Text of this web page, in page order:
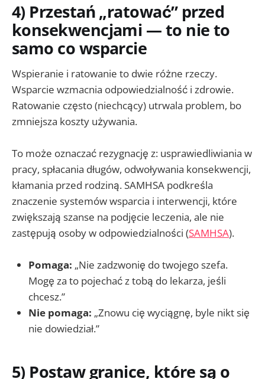
4) Przestań „ratować” przed
konsekwencjami — to nie to
samo co wsparcie
Wspieranie i ratowanie to dwie różne rzeczy.
Wsparcie wzmacnia odpowiedzialność i zdrowie.
Ratowanie często (niechcący) utrwala problem, bo
zmniejsza koszty używania.
To może oznaczać rezygnację z: usprawiedliwiania w
pracy, spłacania długów, odwoływania konsekwencji,
kłamania przed rodziną. SAMHSA podkreśla
znaczenie systemów wsparcia i interwencji, które
zwiększają szanse na podjęcie leczenia, ale nie
zastępują osoby w odpowiedzialności (SAMHSA).
Pomaga: „Nie zadzwonię do twojego szefa.
Mogę za to pojechać z tobą do lekarza, jeśli
chcesz.”
Nie pomaga: „Znowu cię wyciągnę, byle nikt się
nie dowiedział.”
5) Postaw granice, które są o